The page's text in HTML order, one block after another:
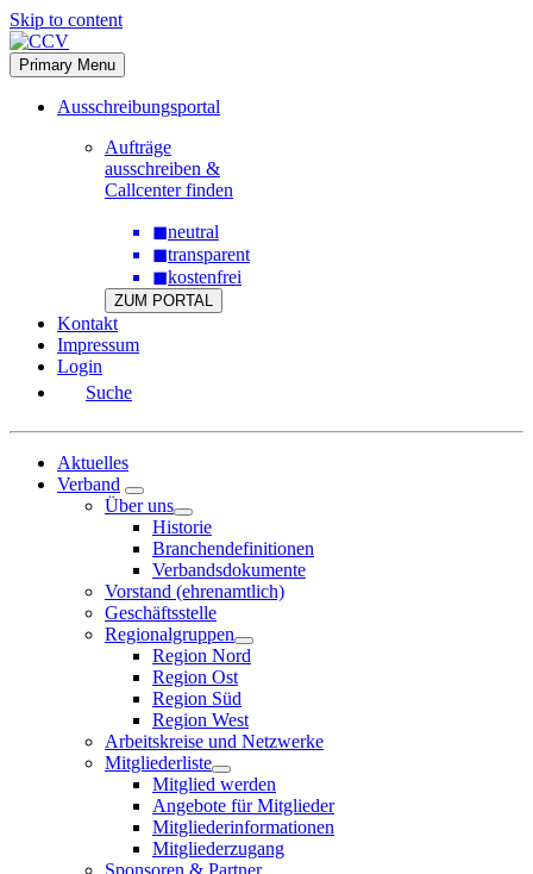
Skip to content
Primary Menu
Ausschreibungsportal
Aufträge
ausschreiben &
Callcenter finden
◼neutral
◼transparent
◼kostenfrei
ZUM PORTAL
Kontakt
Impressum
Login
Suche
Aktuelles
Verband
Über uns
Historie
Branchendefinitionen
Verbandsdokumente
Vorstand (ehrenamtlich)
Geschäftsstelle
Regionalgruppen
Region Nord
Region Ost
Region Süd
Region West
Arbeitskreise und Netzwerke
Mitgliederliste
Mitglied werden
Angebote für Mitglieder
Mitgliederinformationen
Mitgliederzugang
Sponsoren & Partner